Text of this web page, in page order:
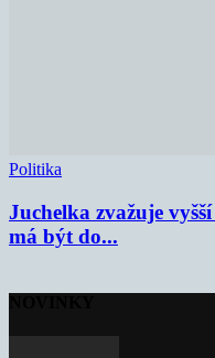
Politika
Juchelka zvažuje
má být do...